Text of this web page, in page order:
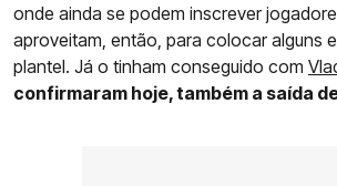
onde ainda se podem inscrever
aproveitam, então, para colocar alguns
plantel. Já o tinham conseguido com
confirmaram hoje, também a saída